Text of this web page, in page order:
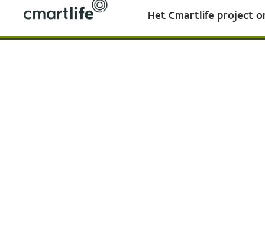
Het Cmartlife project